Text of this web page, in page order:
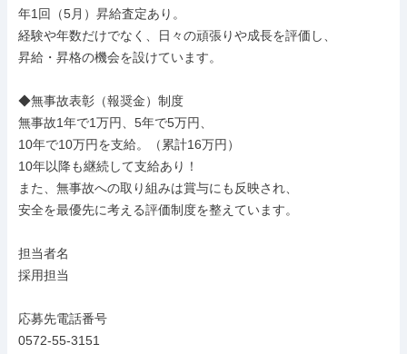
年1回（5月）昇給査定あり。
経験や年数だけでなく、日々の頑張りや成長を評価し、
昇給・昇格の機会を設けています。
◆無事故表彰（報奨金）制度
無事故1年で1万円、5年で5万円、
10年で10万円を支給。（累計16万円）
10年以降も継続して支給あり！
また、無事故への取り組みは賞与にも反映され、
安全を最優先に考える評価制度を整えています。
担当者名
採用担当
応募先電話番号
0572-55-3151